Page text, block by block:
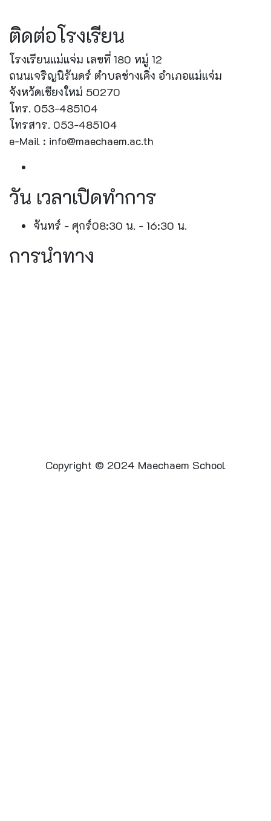
ติดต่อโรงเรียน
โรงเรียนแม่แจ่ม เลขที่ 180 หมู่ 12
ถนนเจริญนิรันดร์ ตำบลช่างเคิ่ง อำเภอแม่แจ่ม
จังหวัดเชียงใหม่ 50270
โทร. 053-485104
โทรสาร. 053-485104
e-Mail : info@maechaem.ac.th
วัน เวลาเปิดทำการ
จันทร์ - ศุกร์08:30 น. - 16:30 น.
การนำทาง
Copyright © 2024 Maechaem School